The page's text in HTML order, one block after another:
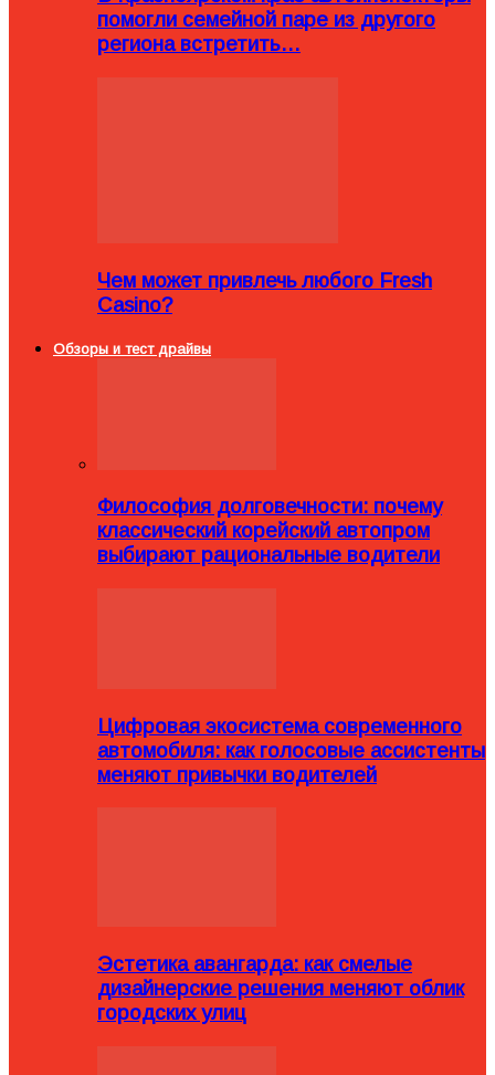
помогли семейной паре из другого
региона встретить…
Чем может привлечь любого Fresh
Casino?
Обзоры и тест драйвы
Философия долговечности: почему
классический корейский автопром
выбирают рациональные водители
Цифровая экосистема современного
автомобиля: как голосовые ассистенты
меняют привычки водителей
Эстетика авангарда: как смелые
дизайнерские решения меняют облик
городских улиц